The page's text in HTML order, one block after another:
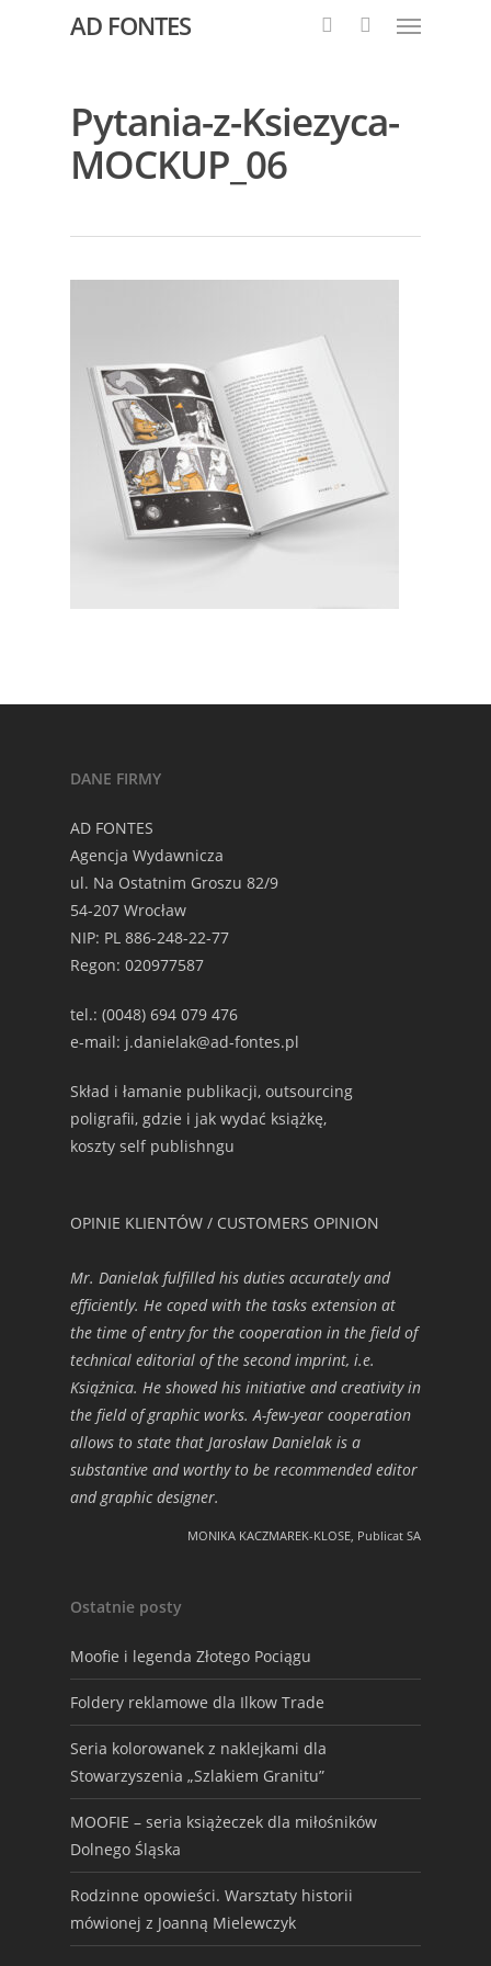
AD FONTES
Pytania-z-Ksiezyca-
MOCKUP_06
DANE FIRMY
AD FONTES
Agencja Wydawnicza
ul. Na Ostatnim Groszu 82/9
54-207 Wrocław
NIP: PL 886-248-22-77
Regon: 020977587
tel.: (0048) 694 079 476
e-mail: j.danielak@ad-fontes.pl
Skład i łamanie publikacji, outsourcing
poligrafii, gdzie i jak wydać książkę,
koszty self publishngu
OPINIE KLIENTÓW / CUSTOMERS OPINION
Mr. Danielak fulfilled his duties accurately and
efficiently. He coped with the tasks extension at
the time of entry for the cooperation in the field of
technical editorial of the second imprint, i.e.
Książnica. He showed his initiative and creativity in
the field of graphic works. A-few-year cooperation
allows to state that Jarosław Danielak is a
substantive and worthy to be recommended editor
and graphic designer.
MONIKA KACZMAREK-KLOSE, Publicat SA
Ostatnie posty
Moofie i legenda Złotego Pociągu
Foldery reklamowe dla Ilkow Trade
Seria kolorowanek z naklejkami dla
Stowarzyszenia „Szlakiem Granitu”
MOOFIE – seria książeczek dla miłośników
Dolnego Śląska
Rodzinne opowieści. Warsztaty historii
mówionej z Joanną Mielewczyk